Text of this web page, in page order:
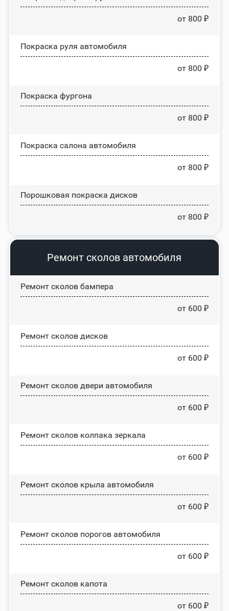
от 800 ₽
Покраска руля автомобиля
от 800 ₽
Покраска фургона
от 800 ₽
Покраска салона автомобиля
от 800 ₽
Порошковая покраска дисков
от 800 ₽
Ремонт сколов автомобиля
Ремонт сколов бампера
от 600 ₽
Ремонт сколов дисков
от 600 ₽
Ремонт сколов двери автомобиля
от 600 ₽
Ремонт сколов колпака зеркала
от 600 ₽
Ремонт сколов крыла автомобиля
от 600 ₽
Ремонт сколов порогов автомобиля
от 600 ₽
Ремонт сколов капота
от 600 ₽